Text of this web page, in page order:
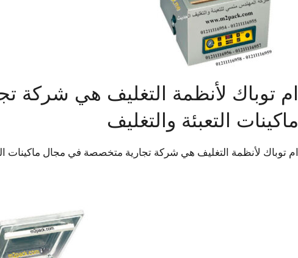
ام توباك لأنظمة التغليف هي شركة
ماكينات التعبئة والتغليف
ام توباك لأنظمة التغليف هي شركة تجارية متخصصة في مجال ماكينات